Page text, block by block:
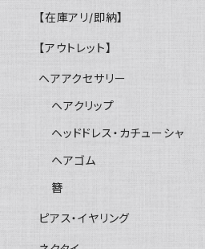
【在庫アリ/即納】
【アウトレット】
ヘアアクセサリー
ヘアクリップ
ヘッドドレス・カチューシャ
ヘアゴム
簪
ピアス・イヤリング